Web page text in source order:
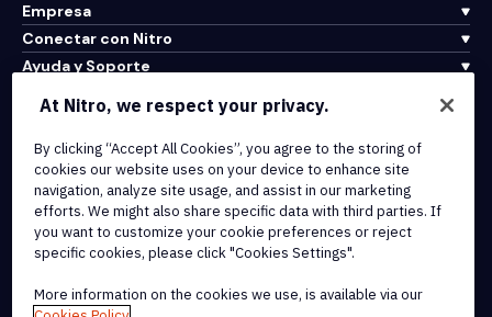
Empresa
Conectar con Nitro
Ayuda y Soporte
Terms of Service
Cookie Policy
Copyright Policy
All Terms & Policies
At Nitro, we respect your privacy.
By clicking “Accept All Cookies”, you agree to the storing of
cookies our website uses on your device to enhance site
navigation, analyze site usage, and assist in our marketing
efforts. We might also share specific data with third parties. If
you want to customize your cookie preferences or reject
specific cookies, please click "Cookies Settings".
More information on the cookies we use, is available via our